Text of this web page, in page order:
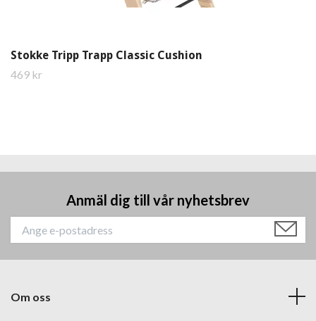
Stokke Tripp Trapp Classic Cushion
469 kr
Anmäl dig till vår nyhetsbrev
Om oss